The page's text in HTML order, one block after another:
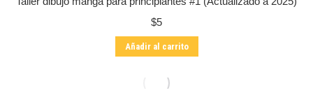
$5
Añadir al carrito